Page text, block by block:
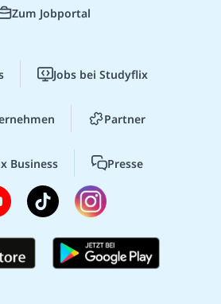
Zum Jobportal
Jobs bei Studyflix
Partner
Business Presse